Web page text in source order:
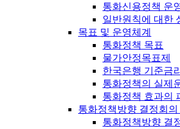
통화신용정책 운
일반원칙에 대한
목표 및 운영체계
통화정책 목표
물가안정목표제
한국은행 기준금리
통화정책의 실제
통화정책 효과의
통화정책방향 결정회
통화정책방향 결